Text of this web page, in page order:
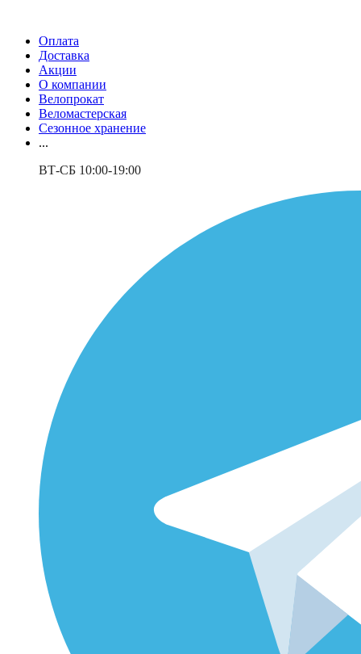
Оплата
Доставка
Акции
О компании
Велопрокат
Веломастерская
Сезонное хранение
...
ВТ-СБ 10:00-19:00